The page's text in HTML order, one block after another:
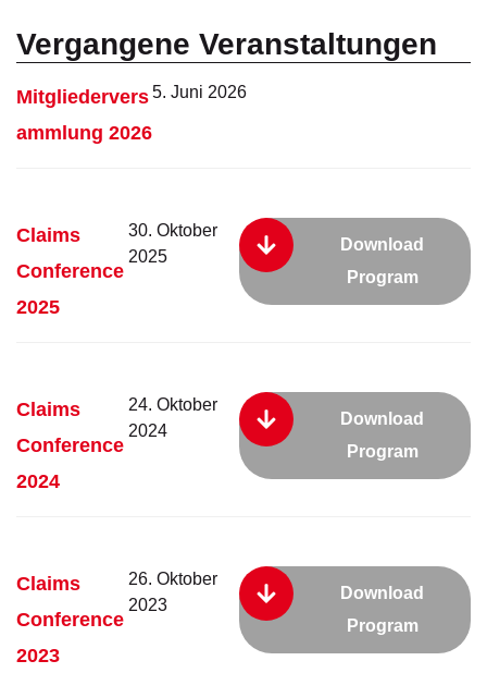
Vergangene Veranstaltungen
Mitgliedervers
ammlung 2026
5. Juni 2026
Claims
Conference
2025
30. Oktober
2025
Download
Program
Claims
Conference
2024
24. Oktober
2024
Download
Program
Claims
Conference
2023
26. Oktober
2023
Download
Program